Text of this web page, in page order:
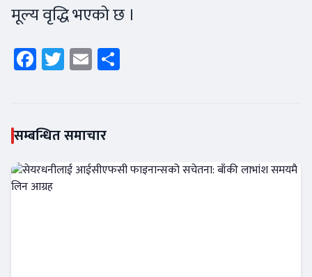
मूल्य वृद्धि भएको छ ।
Facebook
Twitter
Email
सम्बन्धित समाचार